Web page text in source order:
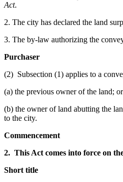
Act.
2. The city has declared the land
3. The by-law authorizing the
Purchaser
(2) Subsection (1) applies to a
(a) the previous owner of the land; or
(b) the owner of land abutting the
to the city.
Commencement
2. This Act comes into force on
Short title